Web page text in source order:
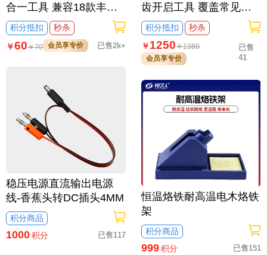
合一工具 兼容18款丰田R
AV4荣放
积分抵扣
秒杀
￥60￥70 会员享专价 已售2k+
稳压电源直流输出电源
线-香蕉头转DC插头4MM
积分商品
1000积分 已售117
齿开启工具 覆盖常见车
型
积分抵扣
秒杀
￥1250￥1380
会员享专价
已售
41
恒温烙铁耐高温电木烙铁
架
积分商品
999积分 已售151